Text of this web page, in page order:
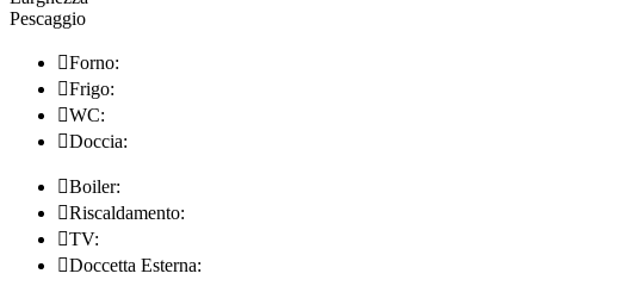
Pescaggio
Forno:
Frigo:
WC:
Doccia:
Boiler:
Riscaldamento:
TV:
Doccetta Esterna: